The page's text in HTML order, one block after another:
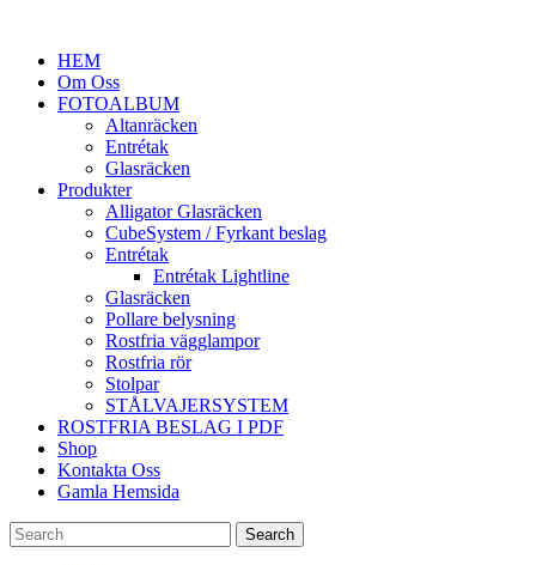
HEM
Om Oss
FOTOALBUM
Altanräcken
Entrétak
Glasräcken
Produkter
Alligator Glasräcken
CubeSystem / Fyrkant beslag
Entrétak
Entrétak Lightline
Glasräcken
Pollare belysning
Rostfria vägglampor
Rostfria rör
Stolpar
STÅLVAJERSYSTEM
ROSTFRIA BESLAG I PDF
Shop
Kontakta Oss
Gamla Hemsida